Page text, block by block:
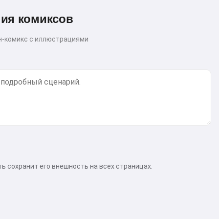
комиксов
комикс с иллюстрациями
его внешность на всех страницах.